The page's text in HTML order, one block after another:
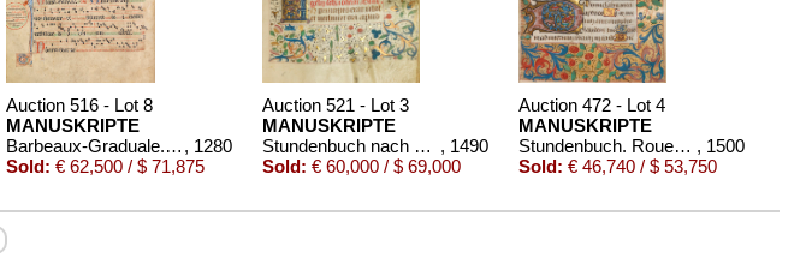
Auction 516 - Lot 8
MANUSKRIPTE
Barbeaux-Graduale. Pergamenthandschrift, Nordfrankreich , 1280
Sold: € 62,500 / $ 71,875
Auction 521 - Lot 3
MANUSKRIPTE
Stundenbuch nach Gebrauch von Langres. Um 1490 , 1490
Sold: € 60,000 / $ 69,000
Auction 472 - Lot 4
MANUSKRIPTE
Stundenbuch. Rouen um 1500 , 1500
Sold: € 46,740 / $ 53,750